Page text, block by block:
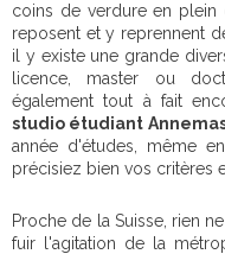
coins de verdure en plein
reposent et y reprennent
il y existe une grande
licence, master ou
également tout à fait
studio étudiant
année d'études, même
précisiez bien vos critères
Proche de la Suisse, rien
fuir l'agitation de la